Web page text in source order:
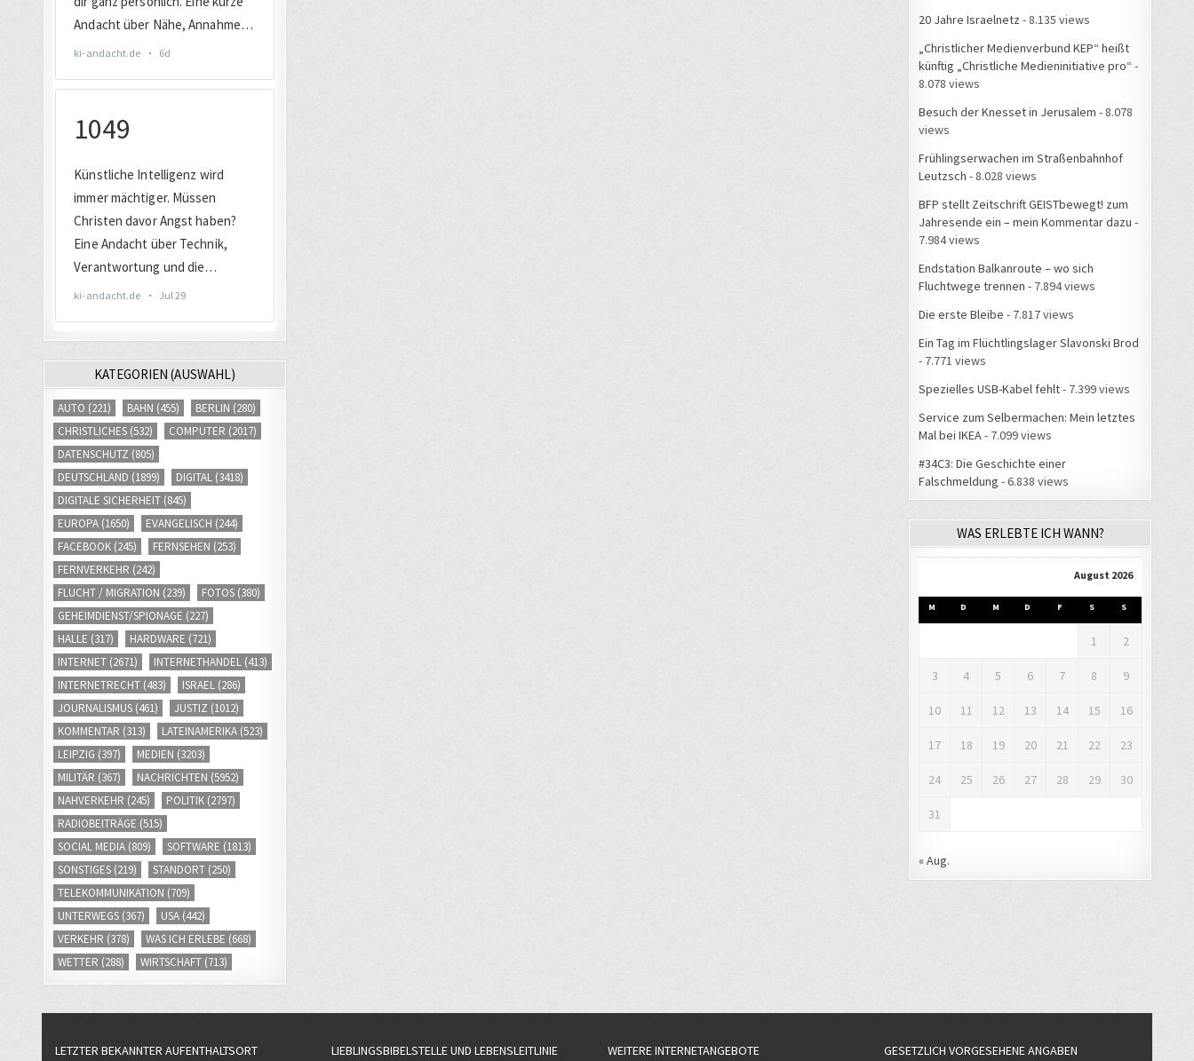
KATEGORIEN (AUSWAHL)
AUTO (221) BAHN (455) BERLIN (280)
CHRISTLICHES (532) COMPUTER (2017)
DATENSCHUTZ (805)
DEUTSCHLAND (1899) DIGITAL (3418)
DIGITALE SICHERHEIT (845)
EUROPA (1650) EVANGELISCH (244)
FACEBOOK (245) FERNSEHEN (253)
FERNVERKEHR (242)
FLUCHT / MIGRATION (239) FOTOS (380)
GEHEIMDIENST/SPIONAGE (227)
HALLE (317) HARDWARE (721)
INTERNET (2671) INTERNETHANDEL (413)
INTERNETRECHT (483) ISRAEL (286)
JOURNALISMUS (461) JUSTIZ (1012)
KOMMENTAR (313) LATEINAMERIKA (523)
LEIPZIG (397) MEDIEN (3203)
MILITÄR (367) NACHRICHTEN (5952)
NAHVERKEHR (245) POLITIK (2797)
RADIOBEITRÄGE (515)
SOCIAL MEDIA (809) SOFTWARE (1813)
SONSTIGES (219) STANDORT (250)
TELEKOMMUNIKATION (709)
UNTERWEGS (367) USA (442)
VERKEHR (378) WAS ICH ERLEBE (668)
WETTER (288) WIRTSCHAFT (713)
20 Jahre Israelnetz - 8.135 views
„Christlicher Medienverbund KEP“ heißt
künftig „Christliche Medieninitiative pro“ -
8.078 views
Besuch der Knesset in Jerusalem - 8.078
views
Frühlingserwachen im Straßenbahnhof
Leutzsch - 8.028 views
BFP stellt Zeitschrift GEISTbewegt! zum
Jahresende ein – mein Kommentar dazu -
7.984 views
Endstation Balkanroute – wo sich
Fluchtwege trennen - 7.894 views
Die erste Bleibe - 7.817 views
Ein Tag im Flüchtlingslager Slavonski Brod
- 7.771 views
Spezielles USB-Kabel fehlt- 7.399 views
Service zum Selbermachen: Mein letztes
Mal bei IKEA - 7.099 views
#34C3: Die Geschichte einer
Falschmeldung - 6.838 views
WAS ERLEBTE ICH WANN?
August 2026
M D M D F S S
1 2
3 4 5 6 7 8 9
10 11 12 13 14 15 16
17 18 19 20 21 22 23
24 25 26 27 28 29 30
31
« Aug.
LETZTER BEKANNTER AUFENTHALTSORT LIEBLINGSBIBELSTELLE UND LEBENSLEITLINIE WEITERE INTERNETANGEBOTE GESETZLICH VORGESEHENE ANGABEN